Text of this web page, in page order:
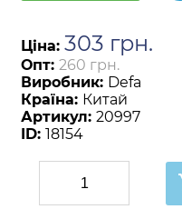
Ціна: 303 грн.
Опт: 260 грн.
Виробник: Defa
Країна: Китай
Артикул: 20997
ID: 18154